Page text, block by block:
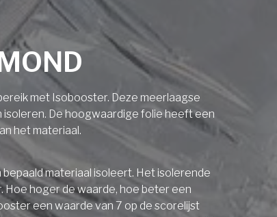
met Isobooster. Deze meerlaagse
De hoogwaardige folie heeft een
het materiaal.
materiaal isoleert. Het isolerende
hoger de waarde, hoe beter een
een waarde van 7 op de scorelijst